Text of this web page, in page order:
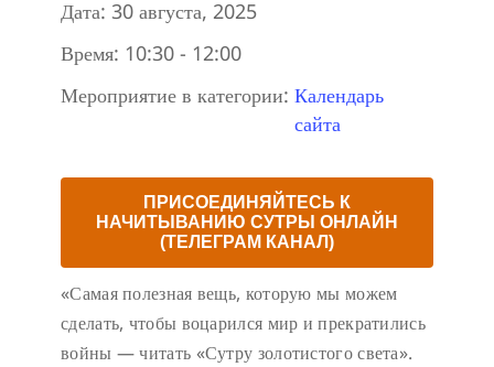
Дата: 30 августа, 2025
Время: 10:30 - 12:00
Мероприятие в категории: Календарь
сайта
ПРИСОЕДИНЯЙТЕСЬ К
НАЧИТЫВАНИЮ СУТРЫ ОНЛАЙН
(ТЕЛЕГРАМ КАНАЛ)
«Самая полезная вещь, которую мы можем
сделать, чтобы воцарился мир и прекратились
войны — читать «Сутру золотистого света».